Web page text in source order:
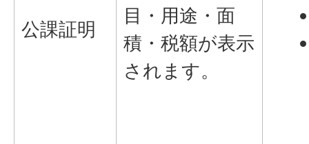
公課証明
目・用途・面
積・税額が表示
されます。